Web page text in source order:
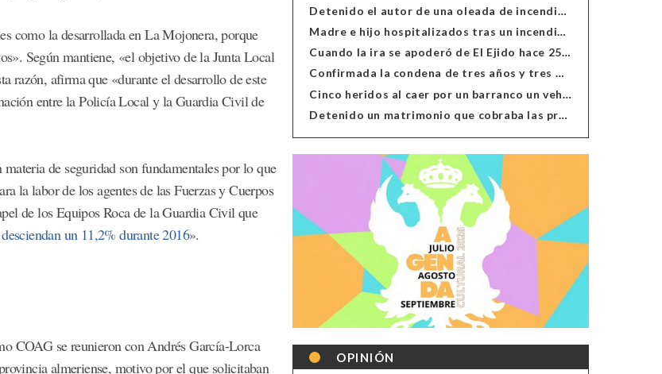
como la desarrollada en La Mojonera, porque
Según mantiene, «el objetivo de la Junta Local
razón, afirma que «durante el desarrollo de este
entre la Policía Local y la Guardia Civil de
de seguridad son fundamentales por lo que
la labor de los agentes de las Fuerzas y Cuerpos
de los Equipos Roca de la Guardia Civil que
un 11,2% durante 2016».
COAG se reunieron con Andrés García-Lorca
almeriense, motivo por el que solicitaban
Detenido el autor de una oleada de incendios de contenedores en Almería
Madre e hijo hospitalizados tras un incendio en la cocina de una vivienda en Almería
Cuando la ira se apoderó de El Ejido hace 25 años
Confirmada la condena de tres años y tres meses al hombre de Antas acusado de xenofobia
Cinco heridos al caer por un barranco un vehículo en Alcolea
Detenido un matrimonio que cobraba las prestaciones de ilegales en Almería, Granada, Málaga, Huelva y Murcia
OPINIÓN